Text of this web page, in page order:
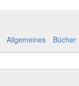
Allgemeines Bücher